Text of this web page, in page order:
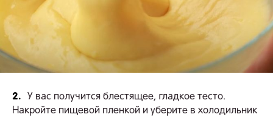
2.
У вас получится блестящее, гладкое тесто.
Накройте пищевой пленкой и уберите в холодильник